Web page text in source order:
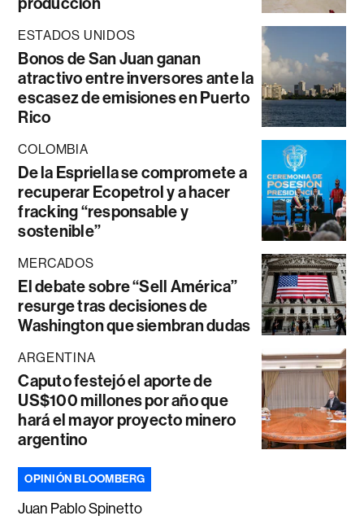
ESTADOS UNIDOS
Bonos de San Juan ganan
atractivo entre inversores ante la
escasez de emisiones en Puerto
Rico
COLOMBIA
De la Espriella se compromete a
recuperar Ecopetrol y a hacer
fracking “responsable y
sostenible”
MERCADOS
El debate sobre “Sell América”
resurge tras decisiones de
Washington que siembran dudas
ARGENTINA
Caputo festejó el aporte de
US$100 millones por año que
hará el mayor proyecto minero
argentino
OPINIÓN BLOOMBERG
Juan Pablo Spinetto